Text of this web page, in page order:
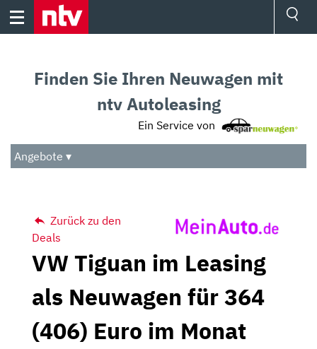
Skip
Audio
Das Beste
Finden Sie Ihren Neuwagen mit
ntv Autoleasing
Ein Service von
Angebote ▾
Zurück zu den
Deals
VW Tiguan im Leasing
als Neuwagen für 364
(406) Euro im Monat